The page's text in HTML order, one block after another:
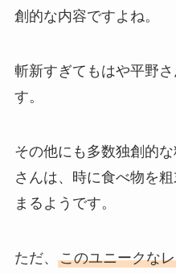
創的な内容ですよね。
斬新すぎてもはや平野
す。
その他にも多数独創的
さんは、時に食べ物を
まるようです。
ただ、 このユニークな